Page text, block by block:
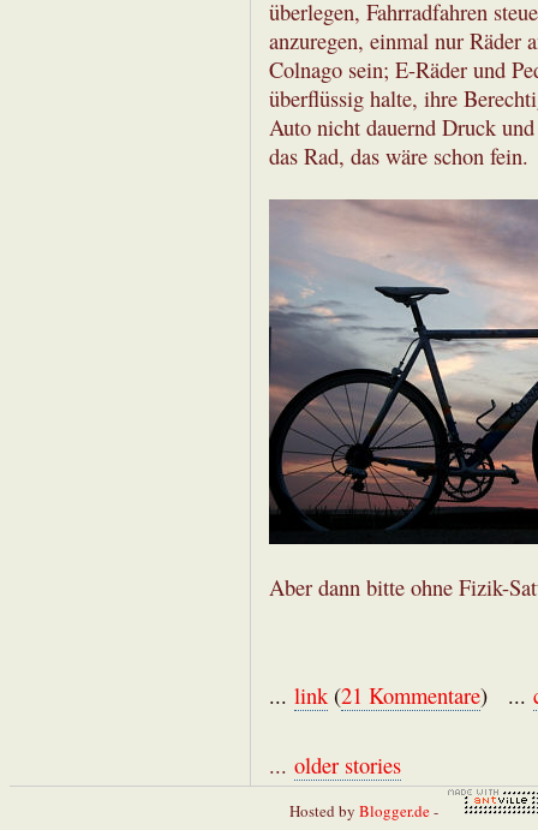
überlegen, Fahrradfahren
anzuregen, einmal nur Räder
Colnago sein; E-Räder und
überflüssig halte, ihre
Auto nicht dauernd Druck
das Rad, das wäre schon fein.
Aber dann bitte ohne Fizik-
... link (21 Kommentare) ...
... older stories
Hosted by Blogger.de-